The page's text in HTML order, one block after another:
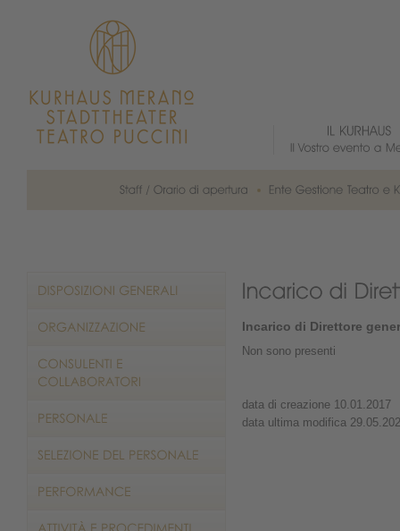
Incarico di Direttore
Non sono presenti
data di creazione 10.01.2017
data ultima modifica